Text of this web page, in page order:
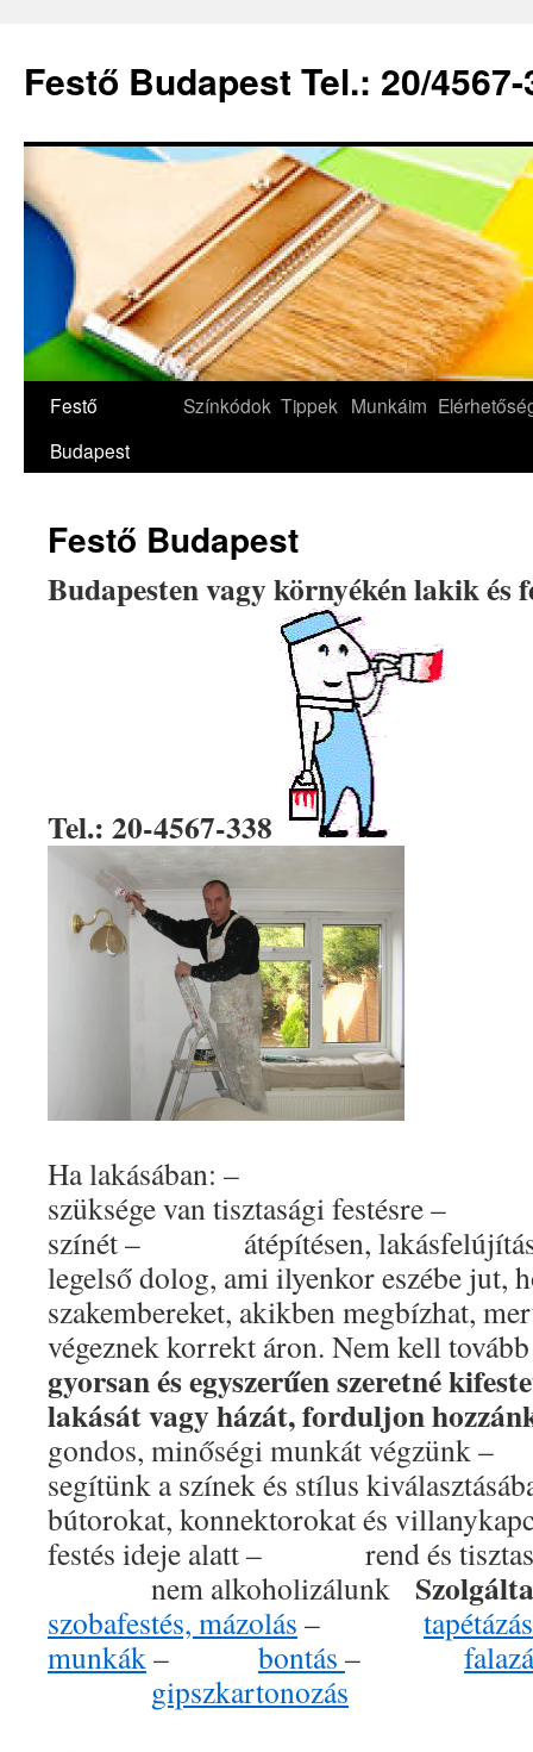
Festő Budapest Tel.: 20/
Festő
Budapest
Színkódok Tippek Munkáim
Festő Budapest
Budapesten vagy környékén lakik
Tel.: 20-4567-338
Ha lakásában: –
szüksége van tisztasági festésre –
színét – átépítésen,
legelső dolog, ami ilyenkor eszébe jut,
szakembereket, akikben megbízhat,
végeznek korrekt áron. Nem kell
gyorsan és egyszerűen szeretné
lakását vagy házát, forduljon
gondos, minőségi munkát
segítünk a színek és stílus
bútorokat, konnektorokat és
festés ideje alatt – rend és
nem alkoholizálunk
szobafestés, mázolás – tapétázás
munkák– bontás –
gipszkartonozás